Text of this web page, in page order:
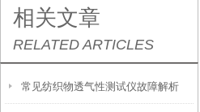
相关文章
RELATED ARTICLES
常见纺织物透气性测试仪故障解析